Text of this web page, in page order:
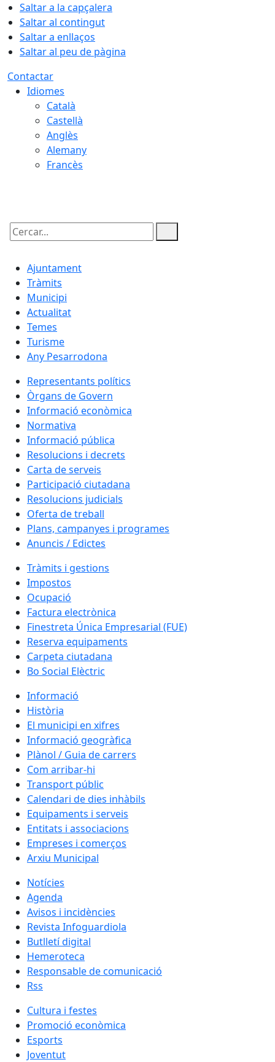
Saltar a la capçalera
Saltar al contingut
Saltar a enllaços
Saltar al peu de pàgina
Contactar
Idiomes
Català
Castellà
Anglès
Alemany
Francès
Cercar:
Ajuntament
Tràmits
Municipi
Actualitat
Temes
Turisme
Any Pesarrodona
Representants polítics
Òrgans de Govern
Informació econòmica
Normativa
Informació pública
Resolucions i decrets
Carta de serveis
Participació ciutadana
Resolucions judicials
Oferta de treball
Plans, campanyes i programes
Anuncis / Edictes
Tràmits i gestions
Impostos
Ocupació
Factura electrònica
Finestreta Única Empresarial (FUE)
Reserva equipaments
Carpeta ciutadana
Bo Social Elèctric
Informació
Història
El municipi en xifres
Informació geogràfica
Plànol / Guia de carrers
Com arribar-hi
Transport públic
Calendari de dies inhàbils
Equipaments i serveis
Entitats i associacions
Empreses i comerços
Arxiu Municipal
Notícies
Agenda
Avisos i incidències
Revista Infoguardiola
Butlletí digital
Hemeroteca
Responsable de comunicació
Rss
Cultura i festes
Promoció econòmica
Esports
Joventut